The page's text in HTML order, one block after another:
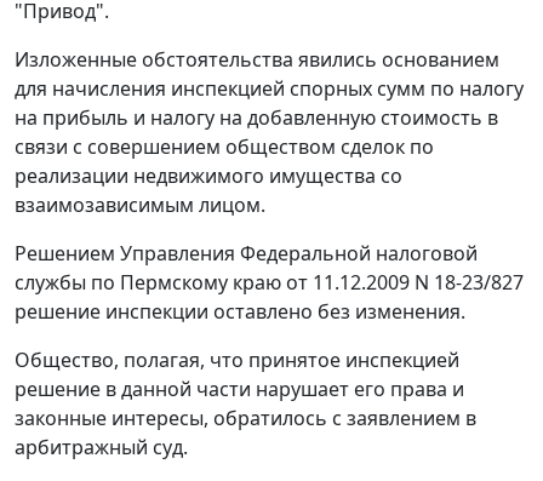
"Привод".
Изложенные обстоятельства явились основанием
для начисления инспекцией спорных сумм по налогу
на прибыль и налогу на добавленную стоимость в
связи с совершением обществом сделок по
реализации недвижимого имущества со
взаимозависимым лицом.
Решением Управления Федеральной налоговой
службы по Пермскому краю от 11.12.2009 N 18-23/827
решение инспекции оставлено без изменения.
Общество, полагая, что принятое инспекцией
решение в данной части нарушает его права и
законные интересы, обратилось с заявлением в
арбитражный суд.